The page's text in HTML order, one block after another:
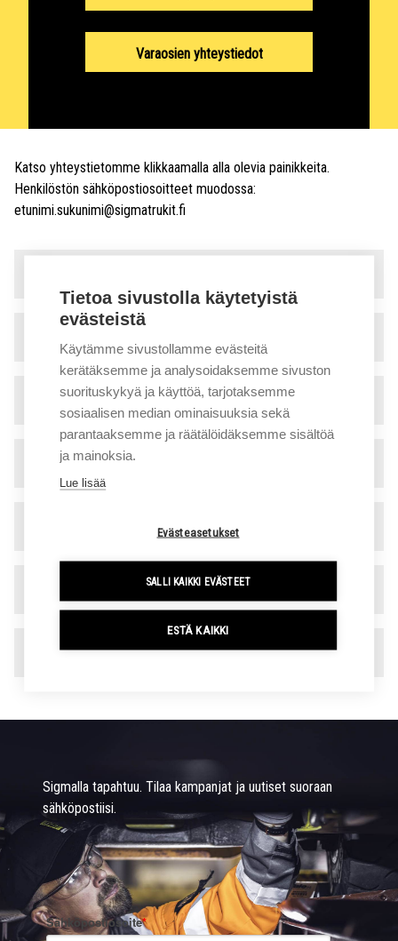
Varaosien yhteystiedot
Katso yhteystietomme klikkaamalla alla olevia painikkeita.
Henkilöstön sähköpostiosoitteet muodossa:
etunimi.sukunimi@sigmatrukit.fi
Tekninen tuki
Varaosa- ja rengaspalvelu
Toimipaikat
Sigmalla tapahtuu. Tilaa kampanjat ja uutiset suoraan
sähköpostiisi.
Tietoa sivustolla käytetyistä
evästeistä
Käytämme sivustollamme evästeitä
kerätäksemme ja analysoidaksemme sivuston
suorituskykyä ja käyttöä, tarjotaksemme
sosiaalisen median ominaisuuksia sekä
parantaaksemme ja räätälöidäksemme sisältöä
ja mainoksia.
Lue lisää
Evästeasetukset
SALLI KAIKKI EVÄSTEET
ESTÄ KAIKKI